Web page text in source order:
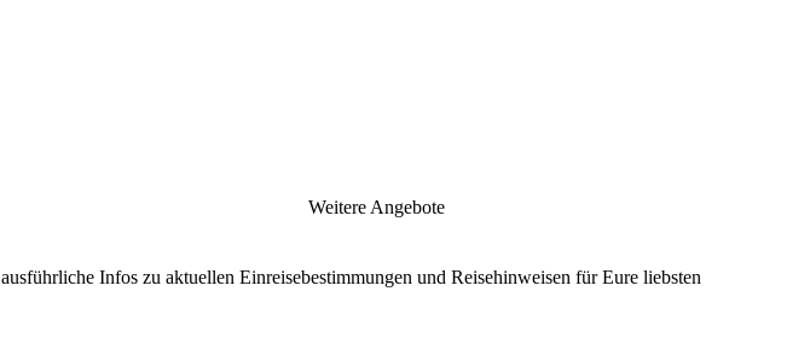
Weitere Angebote
ausführliche Infos zu aktuellen Einreisebestimmungen und Reisehinweisen für Eure liebsten